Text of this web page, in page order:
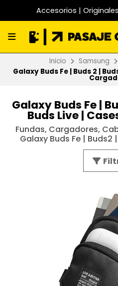
Accesorios |
Inicio Samsung
Galaxy Buds Fe | Buds 2 |
Galaxy Buds Fe |
Buds Live |
Fundas, Cargadores,
Galaxy Buds Fe | Buds2